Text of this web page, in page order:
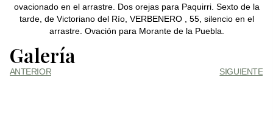
ovacionado en el arrastre. Dos orejas para Paquirri. Sexto de la
tarde, de Victoriano del Río, VERBENERO , 55, silencio en el
arrastre. Ovación para Morante de la Puebla.
Galería
ANTERIOR SIGUIENTE